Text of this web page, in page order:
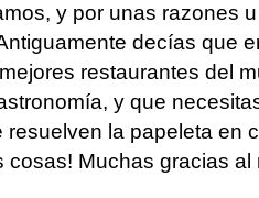
y por unas razones
decías que
restaurantes del
y que
resuelven la papeleta en
cosas! Muchas gracias